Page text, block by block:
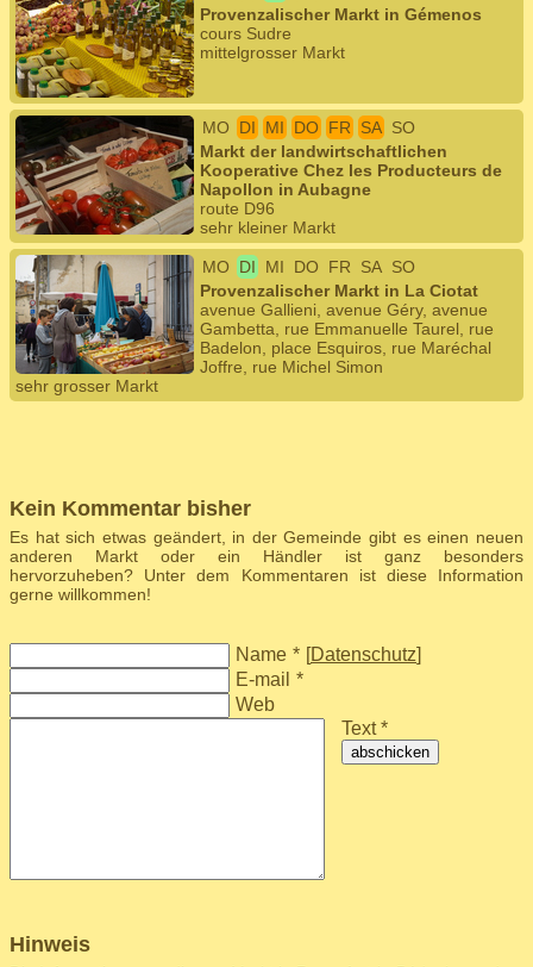
Provenzalischer Markt in Gémenos
cours Sudre
mittelgrosser Markt
MO DI MI DO FR SA SO
Markt der landwirtschaftlichen
Kooperative Chez les Producteurs de
Napollon in Aubagne
route D96
sehr kleiner Markt
MO DI MI DO FR SA SO
Provenzalischer Markt in La Ciotat
avenue Gallieni, avenue Géry, avenue
Gambetta, rue Emmanuelle Taurel, rue
Badelon, place Esquiros, rue Maréchal
Joffre, rue Michel Simon
sehr grosser Markt
Kein Kommentar bisher
Es hat sich etwas geändert, in der Gemeinde gibt es einen neuen
anderen Markt oder ein Händler ist ganz besonders
hervorzuheben? Unter dem Kommentaren ist diese Information
gerne willkommen!
Name * [Datenschutz]
E-mail *
Web
Text *
abschicken
Hinweis